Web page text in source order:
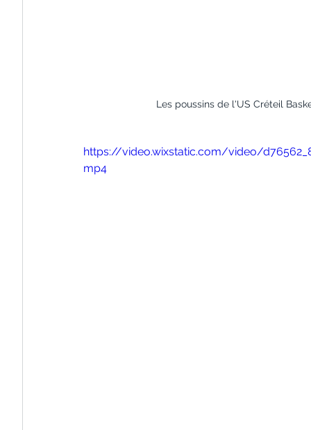
Les poussins de l'US Créteil
https://video.wixstatic.com/video/
mp4